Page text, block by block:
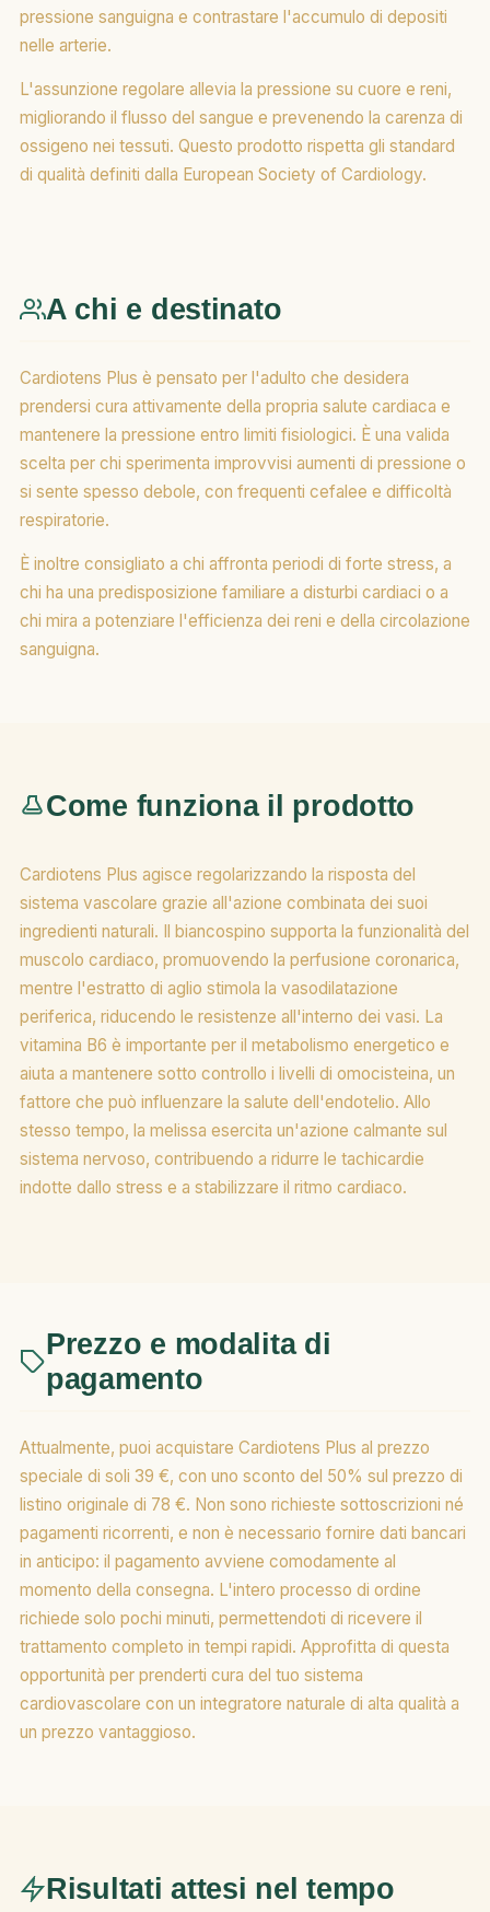
pressione sanguigna e contrastare l'accumulo di depositi
nelle arterie.
L'assunzione regolare allevia la pressione su cuore e reni,
migliorando il flusso del sangue e prevenendo la carenza di
ossigeno nei tessuti. Questo prodotto rispetta gli standard
di qualità definiti dalla European Society of Cardiology.
A chi e destinato
Cardiotens Plus è pensato per l'adulto che desidera
prendersi cura attivamente della propria salute cardiaca e
mantenere la pressione entro limiti fisiologici. È una valida
scelta per chi sperimenta improvvisi aumenti di pressione o
si sente spesso debole, con frequenti cefalee e difficoltà
respiratorie.
È inoltre consigliato a chi affronta periodi di forte stress, a
chi ha una predisposizione familiare a disturbi cardiaci o a
chi mira a potenziare l'efficienza dei reni e della circolazione
sanguigna.
Come funziona il prodotto
Cardiotens Plus agisce regolarizzando la risposta del
sistema vascolare grazie all'azione combinata dei suoi
ingredienti naturali. Il biancospino supporta la funzionalità del
muscolo cardiaco, promuovendo la perfusione coronarica,
mentre l'estratto di aglio stimola la vasodilatazione
periferica, riducendo le resistenze all'interno dei vasi. La
vitamina B6 è importante per il metabolismo energetico e
aiuta a mantenere sotto controllo i livelli di omocisteina, un
fattore che può influenzare la salute dell'endotelio. Allo
stesso tempo, la melissa esercita un'azione calmante sul
sistema nervoso, contribuendo a ridurre le tachicardie
indotte dallo stress e a stabilizzare il ritmo cardiaco.
Prezzo e modalita di
pagamento
Attualmente, puoi acquistare Cardiotens Plus al prezzo
speciale di soli 39 €, con uno sconto del 50% sul prezzo di
listino originale di 78 €. Non sono richieste sottoscrizioni né
pagamenti ricorrenti, e non è necessario fornire dati bancari
in anticipo: il pagamento avviene comodamente al
momento della consegna. L'intero processo di ordine
richiede solo pochi minuti, permettendoti di ricevere il
trattamento completo in tempi rapidi. Approfitta di questa
opportunità per prenderti cura del tuo sistema
cardiovascolare con un integratore naturale di alta qualità a
un prezzo vantaggioso.
Risultati attesi nel tempo